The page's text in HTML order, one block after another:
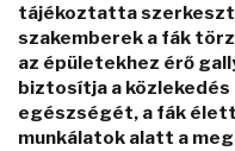
tájékoztatta
szakemberek a fák
az épületekhez érő
biztosítja a
egészségét, a fák
munkálatok alatt a